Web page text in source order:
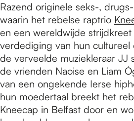
Razend originele seks-,
waarin het rebelse raptrio
en een wereldwijde
verdediging van hun
de verveelde muziekleraar JJ
de vrienden Naoise en Liam
van een ongekende Ierse
hun moedertaal breekt het
Kneecap in Belfast door en